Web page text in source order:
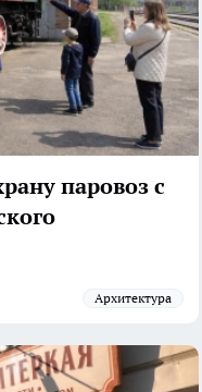
паровоз с
архитектура